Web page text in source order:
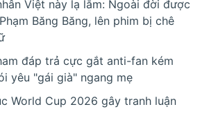
Việt này lạ lắm: Ngoài đời được
Băng Băng, lên phim bị chê
đáp trả cực gắt anti-fan kém
yêu "gái già" ngang mẹ
World Cup 2026 gây tranh luận